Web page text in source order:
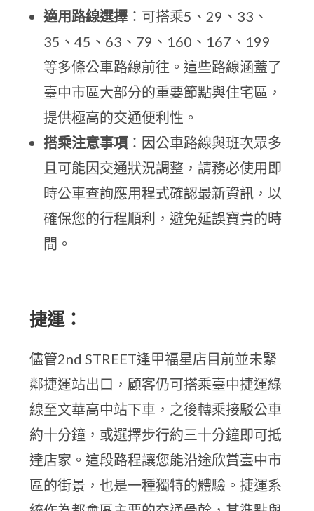
適用路線選擇 ：可搭乘5、29、33、
35、45、63、79、160、167、199
等多條公車路線前往。這些路線涵蓋了
臺中市區大部分的重要節點與住宅區，
提供極高的交通便利性。
搭乘注意事項 ：因公車路線與班次眾多
且可能因交通狀況調整，請務必使用即
時公車查詢應用程式確認最新資訊，以
確保您的行程順利，避免延誤寶貴的時
間。
捷運：
儘管2nd STREET逢甲福星店目前並未緊
鄰捷運站出口，顧客仍可搭乘臺中捷運綠
線至文華高中站下車，之後轉乘接駁公車
約十分鐘，或選擇步行約三十分鐘即可抵
達店家。這段路程讓您能沿途欣賞臺中市
區的街景，也是一種獨特的體驗。捷運系